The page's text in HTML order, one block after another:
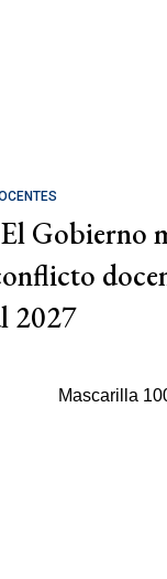
Gobierno
2027